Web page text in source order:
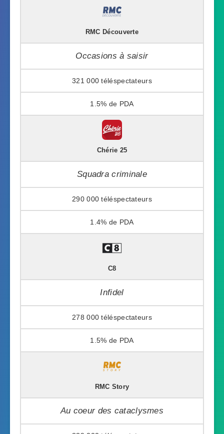
RMC Découverte
Occasions à saisir
321 000
1.5%
Chérie 25
Squadra criminale
290 000
1.4%
C8
Infidel
278 000
1.5%
RMC Story
Au coeur des cataclysmes